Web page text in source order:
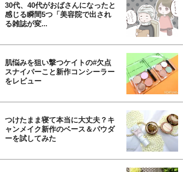
30代、40代がおばさんになったと
感じる瞬間5つ「美容院で出され
る雑誌が変...
肌悩みを狙い撃つケイトの#欠点
スナイパーこと新作コンシーラー
をレビュー
つけたまま寝て本当に大丈夫？キ
ャンメイク新作のベース＆パウダ
ーを試してみた